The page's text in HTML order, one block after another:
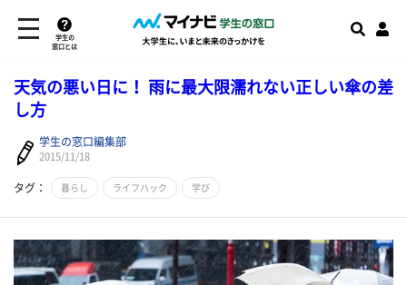
学生の
窓口とは
天気の悪い日に！ 雨に最大限濡れない正しい傘の差
し方
学生の窓口編集部
2015/11/18
タグ： 暮らし ライフハック 学び